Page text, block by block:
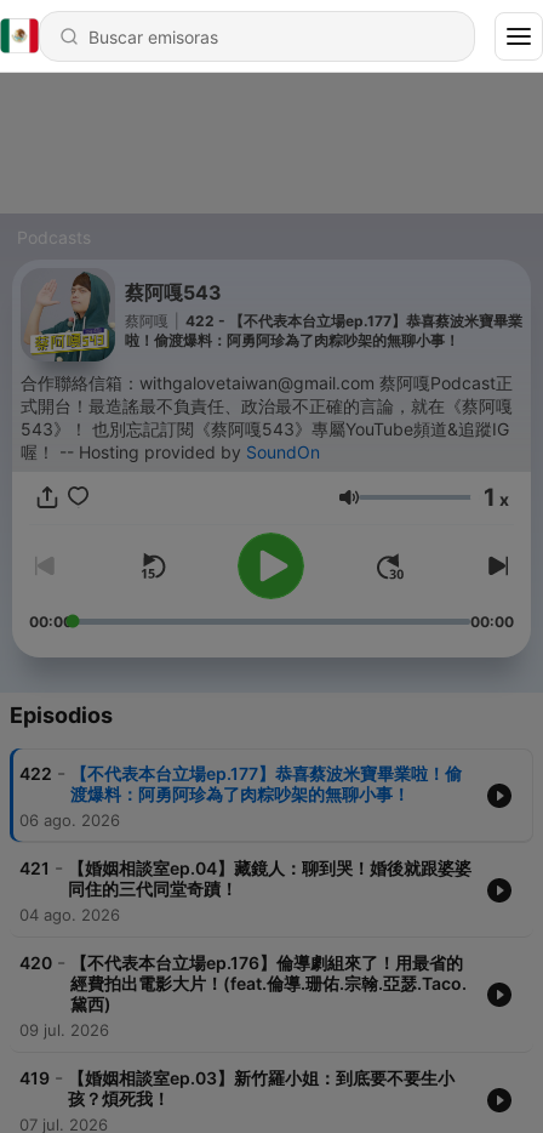
Podcasts
蔡阿嘎543
蔡阿嘎
422 - 【不代表本台立場ep.177】恭喜蔡波米寶畢業
啦！偷渡爆料：阿勇阿珍為了肉粽吵架的無聊小事！
合作聯絡信箱：withgalovetaiwan@gmail.com 蔡阿嘎Podcast正
式開台！最造謠最不負責任、政治最不正確的言論，就在《蔡阿嘎
543》！ 也別忘記訂閱《蔡阿嘎543》專屬YouTube頻道&追蹤IG
喔！ -- Hosting provided by SoundOn
Volumen 1 x
00:00 00:00
Episodios
422 -
【不代表本台立場ep.177】恭喜蔡波米寶畢業啦！偷
渡爆料：阿勇阿珍為了肉粽吵架的無聊小事！
06 ago. 2026
421 -
【婚姻相談室ep.04】藏鏡人：聊到哭！婚後就跟婆婆
同住的三代同堂奇蹟！
04 ago. 2026
420 -
【不代表本台立場ep.176】倫導劇組來了！用最省的
經費拍出電影大片！(feat.倫導.珊佑.宗翰.亞瑟.Taco.
黛西)
09 jul. 2026
419 -
【婚姻相談室ep.03】新竹羅小姐：到底要不要生小
孩？煩死我！
07 jul. 2026